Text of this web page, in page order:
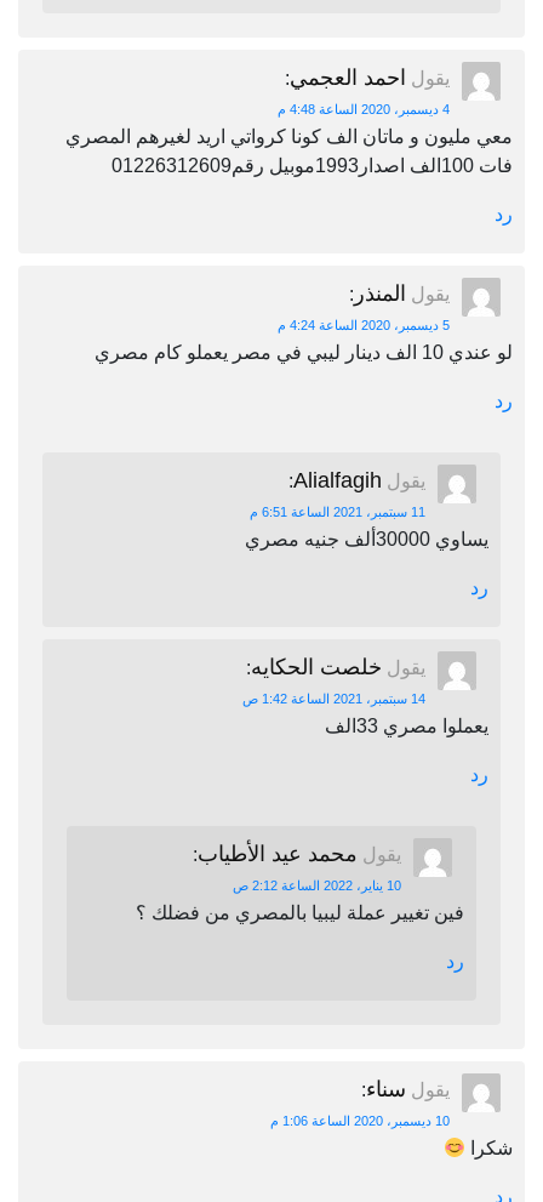
يقول احمد العجمي:
4 ديسمبر، 2020 الساعة 4:48 م
معي مليون و ماتان الف كونا كرواتي اريد لغيرهم المصري
فات 100الف اصدار1993موبيل رقم01226312609
رد
يقول المنذر :
5 ديسمبر، 2020 الساعة 4:24 م
لو عندي 10 الف دينار ليبي في مصر يعملو كام مصري
رد
يقول Alialfagih
:
11 سبتمبر، 2021 الساعة 6:51 م
يساوي 30000ألف جنيه مصري
رد
يقول خلصت الحكايه:
14 سبتمبر، 2021 الساعة 1:42 ص
يعملوا مصري 33الف
رد
يقول محمد عيد الأطياب:
10 يناير، 2022 الساعة 2:12 ص
فين تغيير عملة ليبيا بالمصري من فضلك ؟
رد
يقول سناء:
10 ديسمبر، 2020 الساعة 1:06 م
شكرا
رد